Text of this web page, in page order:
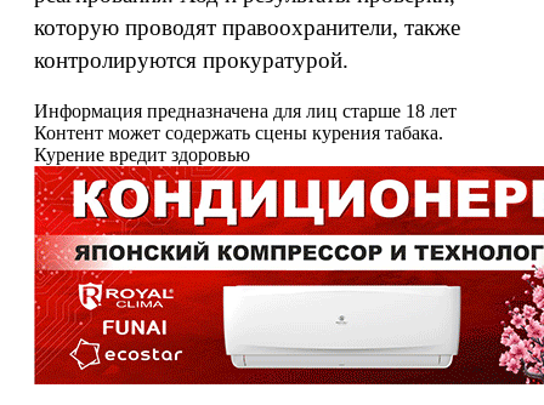
которую проводят правоохранители, также
контролируются прокуратурой.
Информация предназначена для лиц старше 18 лет
Контент может содержать сцены курения табака.
Курение вредит здоровью